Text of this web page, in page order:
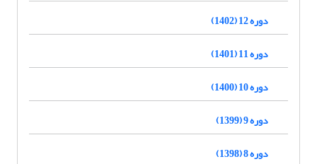
دوره 12 (1402)
دوره 11 (1401)
دوره 10 (1400)
دوره 9 (1399)
دوره 8 (1398)